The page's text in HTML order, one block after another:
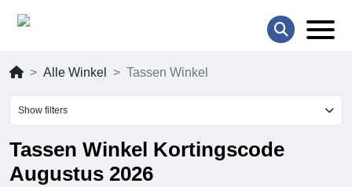
Alle Winkel Tassen Winkel
Show filters
Tassen Winkel Kortingscode
Augustus 2026